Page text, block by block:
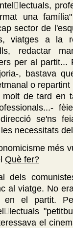
una
sector de
viatges a la
redactar
per al partit...
, bastava
o repartint
de tard en
se'ns
necessitats
més
Què fer?
dels
al viatge. No
en el partit.
el